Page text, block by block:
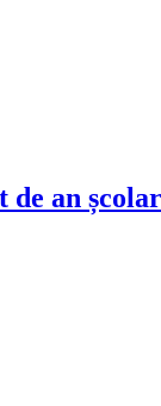
de an